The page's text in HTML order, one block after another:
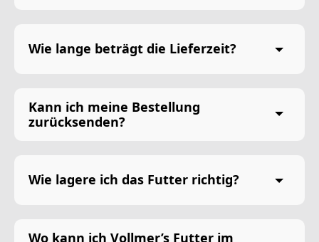
Wie lange beträgt die Lieferzeit?
Kann ich meine Bestellung
zurücksenden?
Wie lagere ich das Futter richtig?
Wo kann ich Vollmer’s Futter im